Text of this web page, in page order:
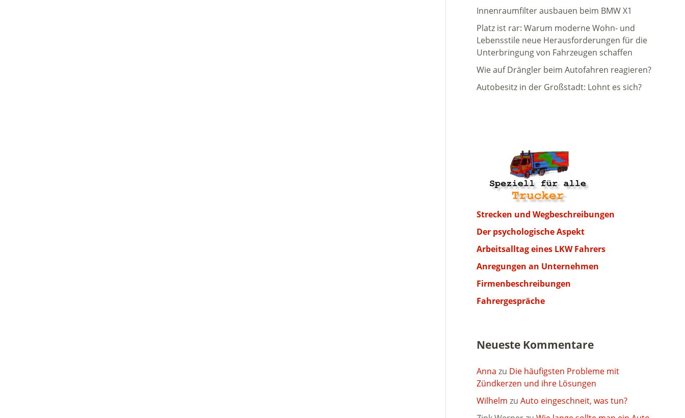
Innenraumfilter ausbauen beim BMW X1
Platz ist rar: Warum moderne Wohn- und
Lebensstile neue Herausforderungen für die
Unterbringung von Fahrzeugen schaffen
Wie auf Drängler beim Autofahren reagieren?
Autobesitz in der Großstadt: Lohnt es sich?
Strecken und Wegbeschreibungen
Der psychologische Aspekt
Arbeitsalltag eines LKW Fahrers
Anregungen an Unternehmen
Firmenbeschreibungen
Fahrergespräche
Neueste Kommentare
Anna zu Die häufigsten Probleme mit
Zündkerzen und ihre Lösungen
Wilhelm zu Auto eingeschneit, was tun?